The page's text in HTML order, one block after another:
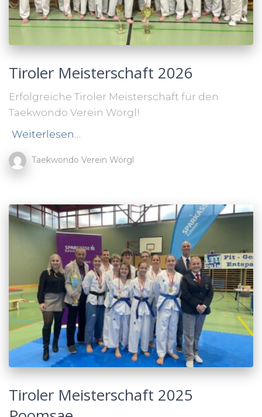
Tiroler Meisterschaft 2026
Erfolgreiche Tiroler Meisterschaft für den
Taekwondo Verein Wörgl!
Weiterlesen…
Taekwondo Verein Wörgl
Tiroler Meisterschaft 2025